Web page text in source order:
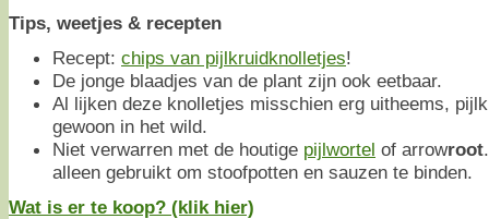
Tips, weetjes & recepten
Recept: chips van pijlkruidknolletjes!
De jonge blaadjes van de plant zijn ook eetbaar.
Al lijken deze knolletjes misschien erg uitheems,
gewoon in het wild.
Niet verwarren met de houtige pijlwortel of arrowroot
alleen gebruikt om stoofpotten en sauzen te binden.
Wat is er te koop? (klik hier)